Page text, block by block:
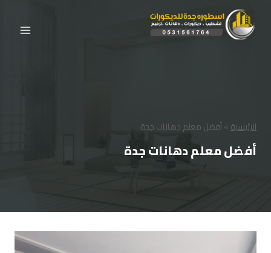
المحتوى
الرئيسية»أفضل معلم دهانات جدة
أفضل معلم دهانات جدة